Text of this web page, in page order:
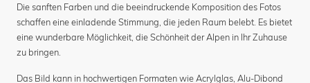
Die sanften Farben und die beeindruckende Komposition des Fotos
schaffen eine einladende Stimmung, die jeden Raum belebt. Es bietet
eine wunderbare Möglichkeit, die Schönheit der Alpen in Ihr Zuhause
zu bringen.
Das Bild kann in hochwertigen Formaten wie Acrylglas, Alu-Dibond